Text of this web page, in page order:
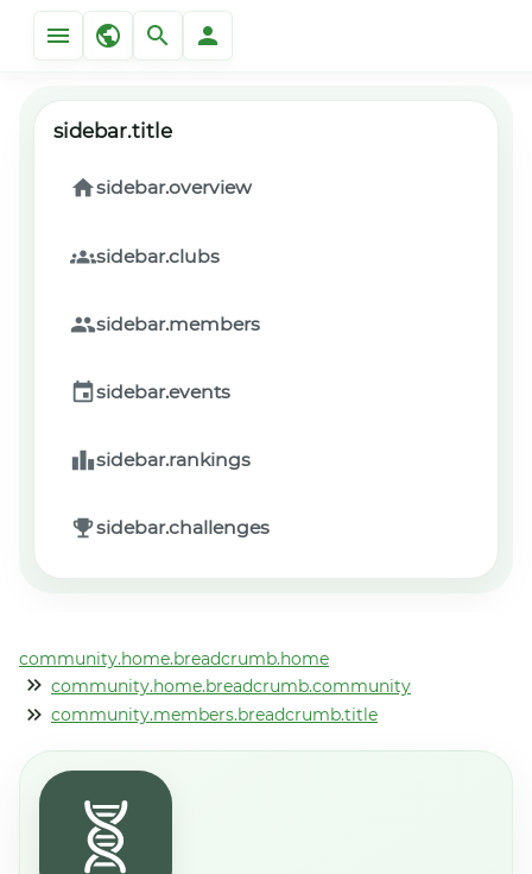
sidebar.title
sidebar.overview
sidebar.clubs
sidebar.members
sidebar.events
sidebar.rankings
sidebar.challenges
community.home.breadcrumb.home
community.home.breadcrumb.community
community.members.breadcrumb.title